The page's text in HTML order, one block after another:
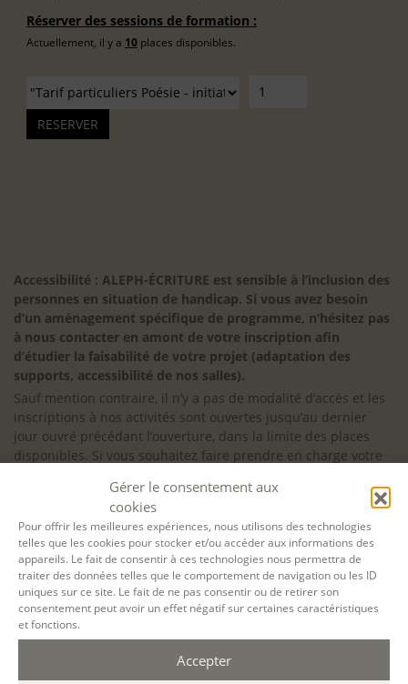
Gérer le consentement aux
cookies
Pour offrir les meilleures expériences, nous utilisons des technologies
telles que les cookies pour stocker et/ou accéder aux informations des
appareils. Le fait de consentir à ces technologies nous permettra de
traiter des données telles que le comportement de navigation ou les ID
uniques sur ce site. Le fait de ne pas consentir ou de retirer son
consentement peut avoir un effet négatif sur certaines caractéristiques
et fonctions.
Accepter
Réserver des sessions de formation :
Actuellement, il y a 10 places disponibles.
Accessibilité : ALEPH-ÉCRITURE est sensible à l’inclusion des
personnes en situation de handicap. Si vous avez besoin
d’un aménagement spécifique de programme, n’hésitez pas
à nous contacter en amont de votre inscription afin
d’étudier la faisabilité de votre projet (adaptation des
supports, accessibilité de nos salles).
Sauf mention contraire, il n’y a pas de modalité d’accès et les
inscriptions à nos activités sont ouvertes jusqu’au dernier
jour ouvré précédant l’ouverture, dans la limite des places
disponibles. Si vous souhaitez faire prendre en charge votre
est à effectuer au plus tard un mois avant le début de la
NOS ATELIERS
Découverte
L’école d’écriture
La fabrique du manuscrit
Les stages pour artistes-auteurs
Se former à la biographie